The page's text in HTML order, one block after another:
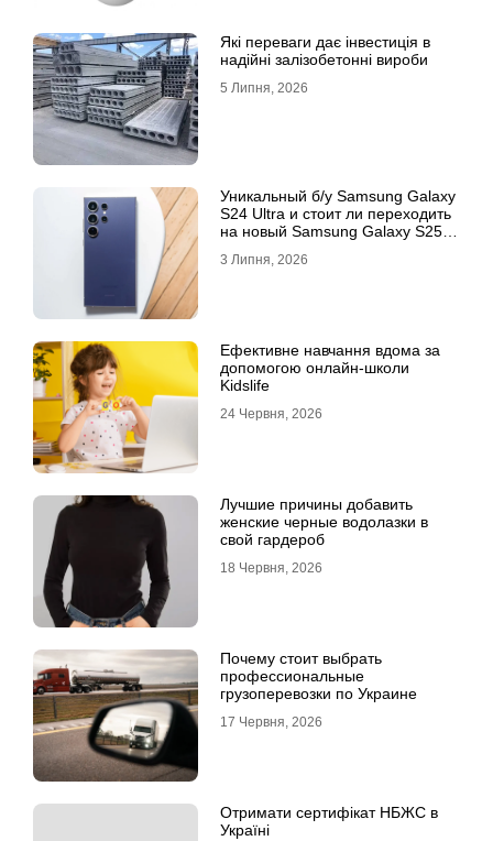
Які переваги дає інвестиція в
надійні залізобетонні вироби
5 Липня, 2026
Уникальный б/у Samsung Galaxy
S24 Ultra и стоит ли переходить
на новый Samsung Galaxy S25
3 Липня, 2026
Ефективне навчання вдома за
допомогою онлайн-школи
Kidslife
24 Червня, 2026
Лучшие причины добавить
женские черные водолазки в
свой гардероб
18 Червня, 2026
Почему стоит выбрать
профессиональные
грузоперевозки по Украине
17 Червня, 2026
Отримати сертифікат НБЖС в
Україні